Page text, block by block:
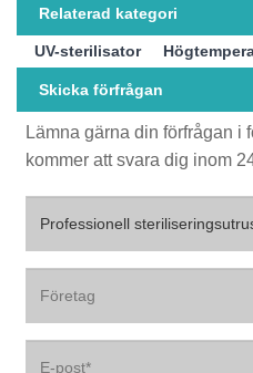
Relaterad kategori
UV-sterilisator
Skicka förfrågan
Lämna gärna din förfrågan i
kommer att svara dig inom